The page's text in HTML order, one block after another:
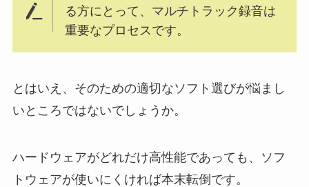
る方にとって、マルチトラック録音は
重要なプロセスです。
とはいえ、そのための適切なソフト選びが悩まし
いところではないでしょうか。
ハードウェアがどれだけ高性能であっても、ソフ
トウェアが使いにくければ本末転倒です。